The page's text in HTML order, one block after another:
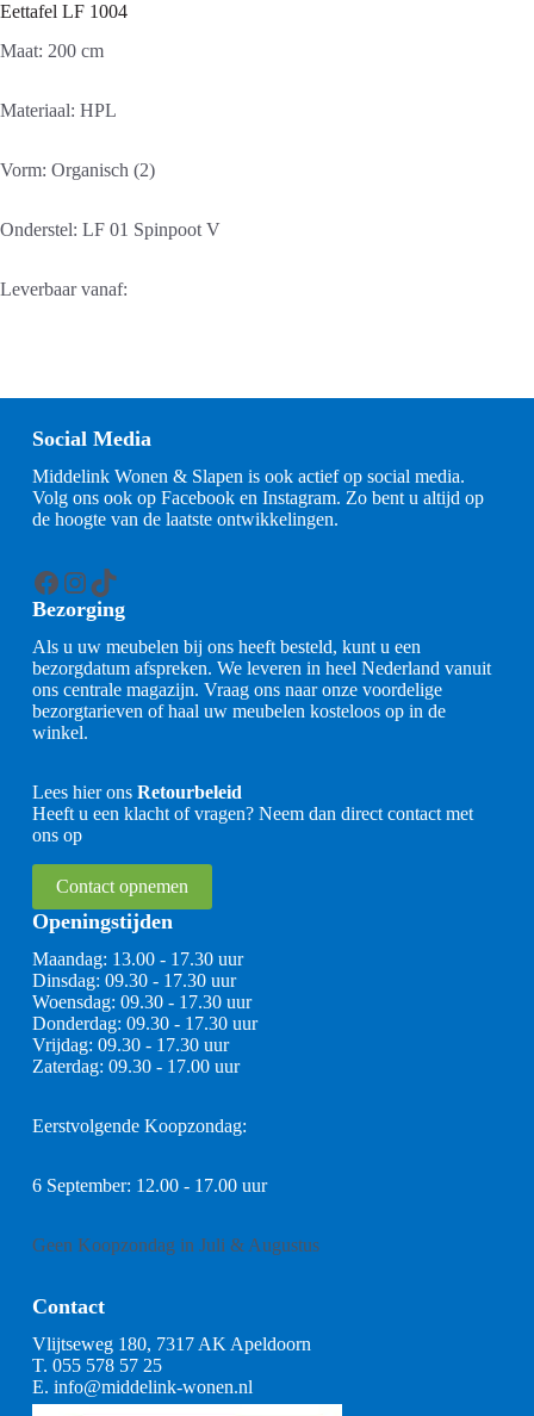
Eettafel LF 1004
Maat: 200 cm
Materiaal: HPL
Vorm: Organisch (2)
Onderstel: LF 01 Spinpoot V
Leverbaar vanaf:
Social Media
Middelink Wonen & Slapen is ook actief op social media.
Volg ons ook op Facebook en Instagram. Zo bent u altijd op
de hoogte van de laatste ontwikkelingen.
Facebook
Instagram
TikTok
Bezorging
Als u uw meubelen bij ons heeft besteld, kunt u een
bezorgdatum afspreken. We leveren in heel Nederland vanuit
ons centrale magazijn. Vraag ons naar onze voordelige
bezorgtarieven of haal uw meubelen kosteloos op in de
winkel.
Lees hier ons Retourbeleid
Heeft u een klacht of vragen? Neem dan direct contact met
ons op
Contact opnemen
Openingstijden
Maandag: 13.00 - 17.30 uur
Dinsdag: 09.30 - 17.30 uur
Woensdag: 09.30 - 17.30 uur
Donderdag: 09.30 - 17.30 uur
Vrijdag: 09.30 - 17.30 uur
Zaterdag: 09.30 - 17.00 uur
Eerstvolgende Koopzondag:
6 September: 12.00 - 17.00 uur
Geen Koopzondag in Juli & Augustus
Contact
Vlijtseweg 180, 7317 AK Apeldoorn
T. 055 578 57 25
E. info@middelink-wonen.nl